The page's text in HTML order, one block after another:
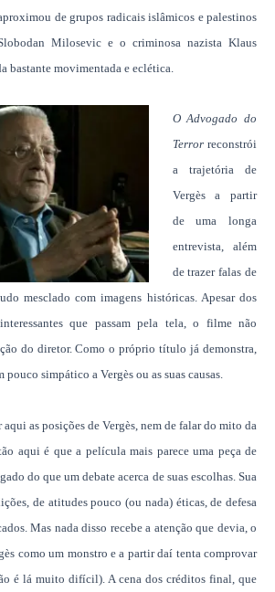
de grupos radicais islâmicos e palestinos
Milosevic e o criminosa nazista Klaus
bastante movimentada e eclética.
O Advogado do
Terrorreconstrói
a trajetória de
Vergès a partir
de uma longa
entrevista, além
de trazer falas de
mesclado com imagens históricas. Apesar dos
que passam pela tela, o filme não
do diretor. Como o próprio título já demonstra,
pouco simpático a Vergès ou as suas causas.
aqui as posições de Vergès, nem de falar do mito da
aqui é que a película mais parece uma peça de
do que um debate acerca de suas escolhas. Sua
de atitudes pouco (ou nada) éticas, de defesa
Mas nada disso recebe a atenção que devia, o
como um monstro e a partir daí tenta comprovar
é lá muito difícil). A cena dos créditos final, que